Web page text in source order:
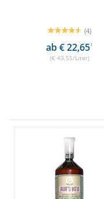
(4)
ab € 22,651
(€ 43,55/Liter)